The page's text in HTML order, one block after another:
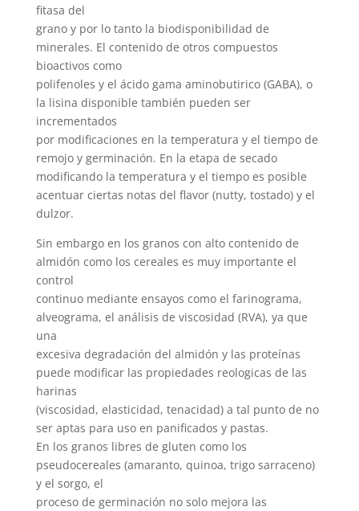
fitasa del
grano y por lo tanto la biodisponibilidad de
minerales. El contenido de otros compuestos
bioactivos como
polifenoles y el ácido gama aminobutirico (GABA), o
la lisina disponible también pueden ser
incrementados
por modificaciones en la temperatura y el tiempo de
remojo y germinación. En la etapa de secado
modificando la temperatura y el tiempo es posible
acentuar ciertas notas del flavor (nutty, tostado) y el
dulzor.
Sin embargo en los granos con alto contenido de
almidón como los cereales es muy importante el
control
continuo mediante ensayos como el farinograma,
alveograma, el análisis de viscosidad (RVA), ya que
una
excesiva degradación del almidón y las proteínas
puede modificar las propiedades reologicas de las
harinas
(viscosidad, elasticidad, tenacidad) a tal punto de no
ser aptas para uso en panificados y pastas.
En los granos libres de gluten como los
pseudocereales (amaranto, quinoa, trigo sarraceno)
y el sorgo, el
proceso de germinación no solo mejora las